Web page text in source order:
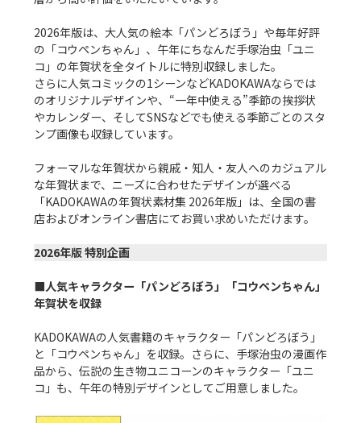
2026年版は、大人気の絵本「パンどろぼう」や毎年好評
の「コウペンちゃん」、午年にちなんだ手塚治虫「ユニ
コ」の年賀状を全タイトルに特別収録しました。
さらに人気コミックの1シーンなどKADOKAWAならでは
のオリジナルデザインや、“一年中使える”季節の挨拶状
やカレンダー、そしてSNSなどでも使える季節ごとのスタ
ンプ画像も収録しています。
フォーマルな年賀状から親戚・知人・友人へのカジュアル
な年賀状まで、ニーズに合わせたデザインが選べる
「KADOKAWAの年賀状素材集 2026年版」は、全国の書
店およびオンライン書店にてお買い求めいただけます。
2026年版 特別企画
■人気キャラクター「パンどろぼう」「コウペンちゃん」
年賀状を収録
KADOKAWAの人気書籍のキャラクター「パンどろぼう」
と「コウペンちゃん」を収録。さらに、手塚治虫の漫画作
品から、伝説の生き物ユニコーンのキャラクター「ユニ
コ」も、午年の特別デザインとしてご用意しました。